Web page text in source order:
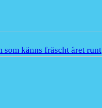
som känns fräscht året runt